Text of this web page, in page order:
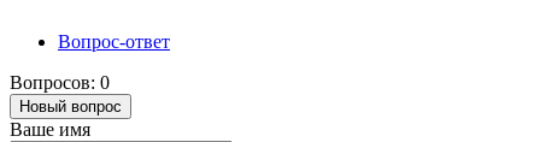
Вопрос-ответ
Вопросов: 0
Новый вопрос
Ваше имя